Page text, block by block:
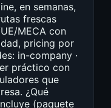
en semanas,
frescas
MECA con
pricing por
in-company ·
práctico con
que
¿Qué
(paquete